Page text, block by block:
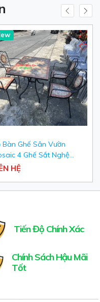
Bàn Ghế Sân Vườn
4 Ghế Sắt Nghệ
Khảm Đá Cao Cấp -
HỆ
Tiến Độ Chính Xác
Chính Sách Hậu Mãi
Tốt